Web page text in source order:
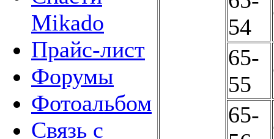
Mikado
Прайс-лист
Форумы
Фотоальбом
Связь с
54
65-
55
65-